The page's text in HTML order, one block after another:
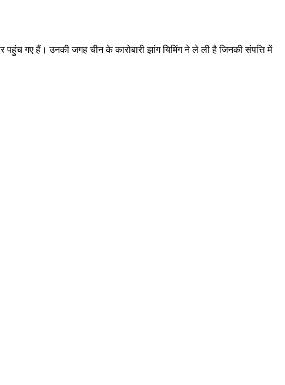
गए हैं। उनकी जगह चीन के कारोबारी झांग यिमिंग ने ले ली है जिनकी संपत्ति में